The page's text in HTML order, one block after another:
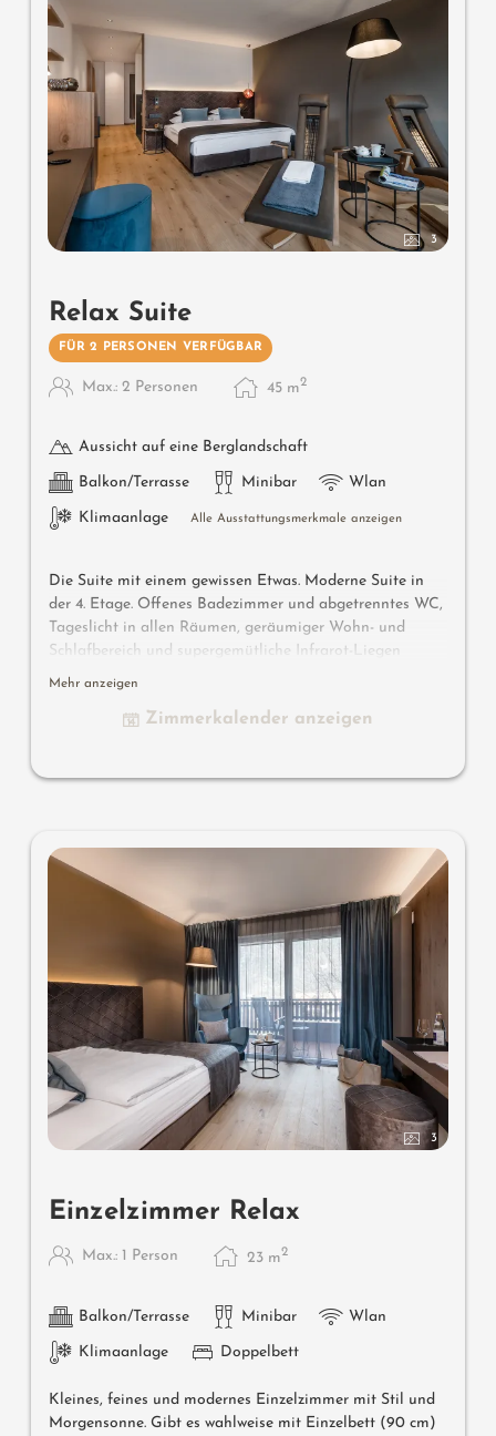
3
Relax Suite
FÜR 2 PERSONEN VERFÜGBAR
Max.: 2 Personen 45 m2
Aussicht auf eine Berglandschaft
Balkon/Terrasse Minibar Wlan
Klimaanlage Alle Ausstattungsmerkmale anzeigen
Die Suite mit einem gewissen Etwas. Moderne Suite in
der 4. Etage. Offenes Badezimmer und abgetrenntes WC,
Tageslicht in allen Räumen, geräumiger Wohn- und
Schlafbereich und supergemütliche Infrarot-Liegen
anstelle einer Couch. Ideal für alle, die sich nach dem
Mehr anzeigen
Zimmerkalender anzeigen
3
Einzelzimmer Relax
Max.: 1 Person 23 m2
Balkon/Terrasse Minibar Wlan
Klimaanlage Doppelbett
Kleines, feines und modernes Einzelzimmer mit Stil und
Morgensonne. Gibt es wahlweise mit Einzelbett (90 cm)